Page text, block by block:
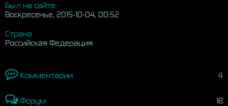
Был на сайте
Воскресенье, 2015-10-04, 00:52
Страна
Российская Федерация
Комментарии 4
Форум 18